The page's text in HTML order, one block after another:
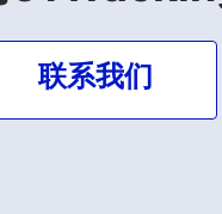
联系我们